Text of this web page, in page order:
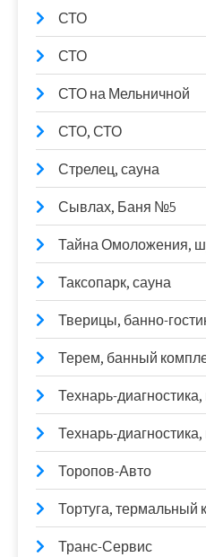
СТО
СТО
СТО на Мельничной
СТО, СТО
Стрелец, сауна
Сывлах, Баня №5
Тайна Омоложения,
Таксопарк, сауна
Тверицы, банно-
Терем, банный
Технарь-
Технарь-
Торопов-Авто
Тортуга, термальный
Транс-Сервис